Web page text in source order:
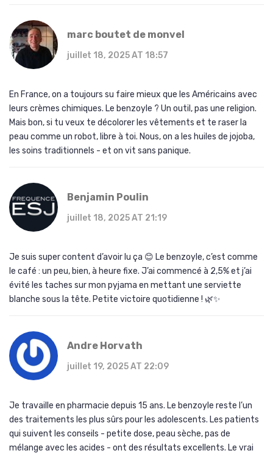
marc boutet de monvel
juillet 18, 2025 AT 18:57
En France, on a toujours su faire mieux que les Américains avec
leurs crèmes chimiques. Le benzoyle ? Un outil, pas une religion.
Mais bon, si tu veux te décolorer les vêtements et te raser la
peau comme un robot, libre à toi. Nous, on a les huiles de jojoba,
les soins traditionnels - et on vit sans panique.
Benjamin Poulin
juillet 18, 2025 AT 21:19
Je suis super content d’avoir lu ça 😊 Le benzoyle, c’est comme
le café : un peu, bien, à heure fixe. J’ai commencé à 2,5% et j’ai
évité les taches sur mon pyjama en mettant une serviette
blanche sous la tête. Petite victoire quotidienne ! 🌿✨
Andre Horvath
juillet 19, 2025 AT 22:09
Je travaille en pharmacie depuis 15 ans. Le benzoyle reste l’un
des traitements les plus sûrs pour les adolescents. Les patients
qui suivent les conseils - petite dose, peau sèche, pas de
mélange avec les acides - ont des résultats excellents. Le vrai